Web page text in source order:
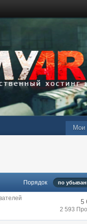
Мои
Порядок по
5
2 593